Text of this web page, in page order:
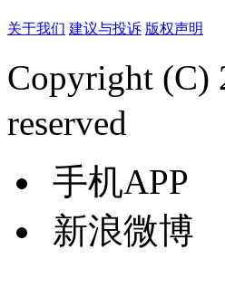
关于我们 建议与投诉 版权声明
Copyright (C)
reserved
手机APP
新浪微博